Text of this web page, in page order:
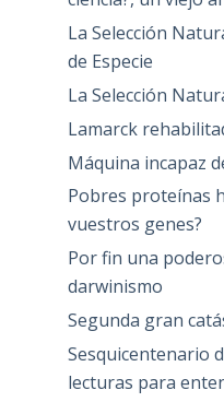
La Selección
de Especie
La Selección
Lamarck
Máquina incapaz
Pobres proteínas
vuestros genes?
Por fin una
darwinismo
Segunda gran
Sesquicentenario
lecturas para